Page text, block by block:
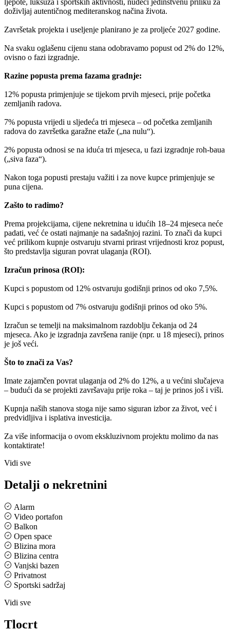
doživljaj autentičnog mediteranskog načina života.
Završetak projekta i useljenje planirano je za proljeće 2027 godine.
Na svaku oglašenu cijenu stana odobravamo popust od 2% do 12%,
ovisno o fazi izgradnje.
Razine popusta prema fazama gradnje:
12% popusta primjenjuje se tijekom prvih mjeseci, prije početka
zemljanih radova.
7% popusta vrijedi u sljedeća tri mjeseca – od početka zemljanih
radova do završetka garažne etaže („na nulu“).
2% popusta odnosi se na iduća tri mjeseca, u fazi izgradnje roh-baua
(„siva faza“).
Nakon toga popusti prestaju važiti i za nove kupce primjenjuje se
puna cijena.
Zašto to radimo?
Prema projekcijama, cijene nekretnina u idućih 18–24 mjeseca neće
padati, već će ostati najmanje na sadašnjoj razini. To znači da kupci
već prilikom kupnje ostvaruju stvarni prirast vrijednosti kroz popust,
što predstavlja siguran povrat ulaganja (ROI).
Izračun prinosa (ROI):
Kupci s popustom od 12% ostvaruju godišnji prinos od oko 7,5%.
Kupci s popustom od 7% ostvaruju godišnji prinos od oko 5%.
Izračun se temelji na maksimalnom razdoblju čekanja od 24
mjeseca. Ako je izgradnja završena ranije (npr. u 18 mjeseci), prinos
je još veći.
Što to znači za Vas?
Imate zajamčen povrat ulaganja od 2% do 12%, a u većini slučajeva
– budući da se projekti završavaju prije roka – taj je prinos još i viši.
Kupnja naših stanova stoga nije samo siguran izbor za život, već i
predvidljiva i isplativa investicija.
Za više informacija o ovom ekskluzivnom projektu molimo da nas
kontaktirate!
Vidi sve
Detalji o nekretnini
Alarm
Video portafon
Balkon
Open space
Blizina mora
Blizina centra
Vanjski bazen
Privatnost
Sportski sadržaj
Vidi sve
Tlocrt